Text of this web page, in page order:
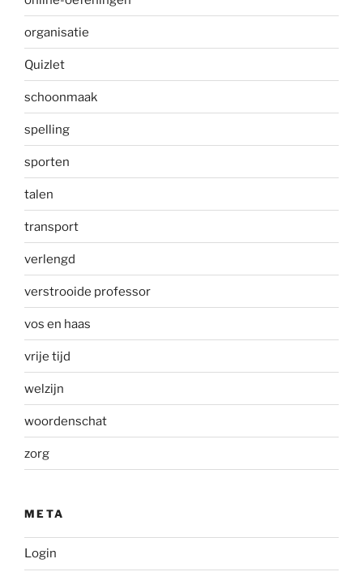
organisatie
Quizlet
schoonmaak
spelling
sporten
talen
transport
verlengd
verstrooide professor
vos en haas
vrije tijd
welzijn
woordenschat
zorg
META
Login